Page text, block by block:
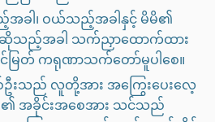
အခါ၊ ဝယ်သည့်အခါနှင့် မိမိ၏
ဆိုသည့်အခါ သက်ညှာထောက်ထား
ြတ် ကရုဏာသက်တော်မူပါစေ။
းသည် လူတို့အား အကြွေးပေးလေ့
အခိုင်းအစေအား သင်သည်